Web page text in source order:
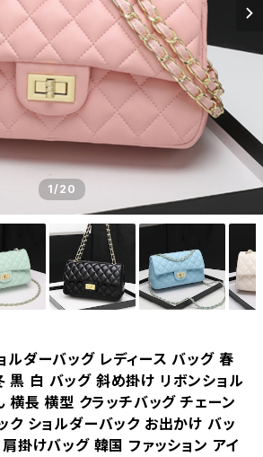
1/20
ルダーバッグ レディース バッグ 春
黒 白 バッグ 斜め掛け リボンショル
横長 横型 クラッチバッグ チェーン
ク ショルダーバック お出かけ バッ
掛けバッグ 韓国 ファッション アイ